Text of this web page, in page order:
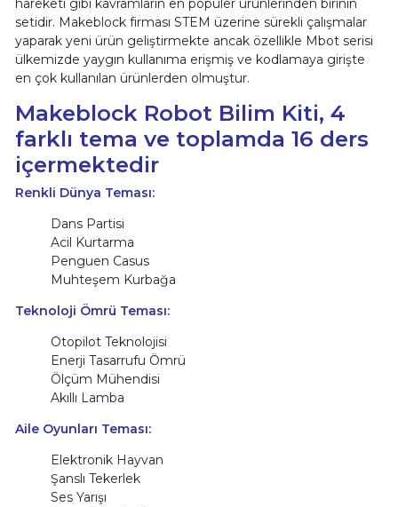
hareketi gibi kavramların en popüler ürünlerinden birinin
setidir. Makeblock firması STEM üzerine sürekli çalışmalar
yaparak yeni ürün geliştirmekte ancak özellikle Mbot serisi
ülkemizde yaygın kullanıma erişmiş ve kodlamaya girişte
en çok kullanılan ürünlerden olmuştur.
Makeblock Robot Bilim Kiti, 4
farklı tema ve toplamda 16 ders
içermektedir
Renkli Dünya Teması:
Dans Partisi
Acil Kurtarma
Penguen Casus
Muhteşem Kurbağa
Teknoloji Ömrü Teması:
Otopilot Teknolojisi
Enerji Tasarrufu Ömrü
Ölçüm Mühendisi
Akıllı Lamba
Aile Oyunları Teması:
Elektronik Hayvan
Şanslı Tekerlek
Ses Yarışı